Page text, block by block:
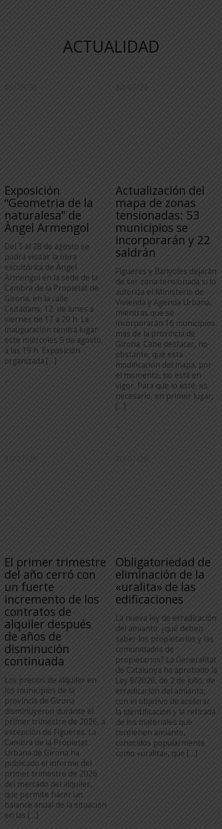
ACTUALIDAD
05/08/26
Exposición
“Geometria de la
naturalesa” de
Àngel Armengol
Del 5 al 28 de agosto se
podrá visitar la obra
escultórica de Àngel
Armengol en la sede de la
Cambra de la Propietat de
Girona, en la calle
Ciutadans, 12, de lunes a
viernes de 17 a 20 h. La
inauguración tendrá lugar
este miércoles 5 de agosto,
a las 19 h. Exposición
organizada […]
...
30/07/26
Actualización del
mapa de zonas
tensionadas: 53
municipios se
incorporarán y 22
saldrán
Figueres y Banyoles dejarán
de ser zona tensionada si lo
autoriza el Ministerio de
Vivienda y Agenda Urbana,
mientras que se
incorporarán 16 municipios
más de la provincia de
Girona. Cabe destacar, no
obstante, que esta
modificación del mapa, por
el momento, no está en
vigor. Para que lo esté, es
necesario, en primer lugar,
[…]
...
30/07/26
El primer trimestre
del año cerró con
un fuerte
incremento de los
contratos de
alquiler después
de años de
disminución
continuada
Los precios de alquiler en
los municipios de la
provincia de Girona
disminuyeron durante el
primer trimestre de 2026, a
excepción de Figueres. La
Cambra de la Propietat
Urbana de Girona ha
publicado el informe del
primer trimestre de 2026
del mercado del alquiler,
que permite hacer un
balance anual de la situación
en las […]
20/07/26
Obligatoriedad de
eliminación de la
«uralita» de las
edificaciones
La nueva ley de erradicación
del amianto: ¿qué deben
saber los propietarios y las
comunidades de
propietarios? La Generalitat
de Catalunya ha aprobado la
Ley 8/2026, de 2 de julio, de
erradicación del amianto,
con el objetivo de acelerar
la identificación y la retirada
de los materiales que
contienen amianto,
conocidos popularmente
como «uralita», que […]
...